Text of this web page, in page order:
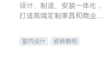
设计、制造、安装一体化，
打造高端定制家具和商业空
室内设计
瓷砖橱柜